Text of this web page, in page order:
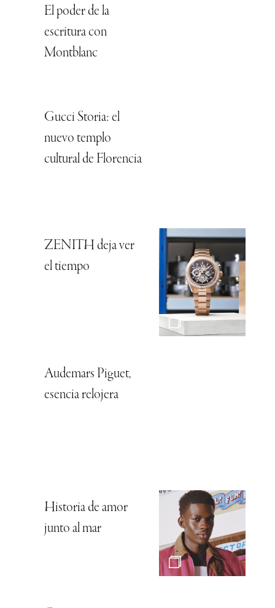
El poder de la
escritura con
Montblanc
Gucci Storia: el
nuevo templo
cultural de Florencia
ZENITH deja ver
el tiempo
Audemars Piguet,
esencia relojera
Historia de amor
junto al mar